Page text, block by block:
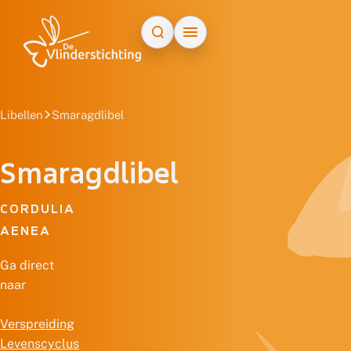
Libellen Smaragdlibel
Smaragdlibel
CORDULIA
AENEA
Ga direct
naar
Verspreiding
Levenscyclus